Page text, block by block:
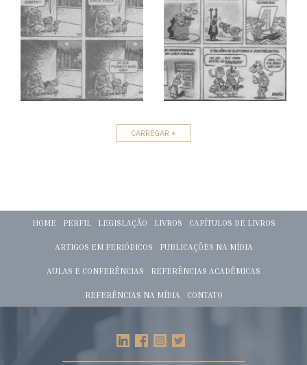
CARREGAR +
HOME PERFIL LEGISLAÇÃO LIVROS CAPÍTULOS DE LIVROS
ARTIGOS EM PERIÓDICOS PUBLICAÇÕES NA MÍDIA
AULAS E CONFERÊNCIAS REFERÊNCIAS ACADÊMICAS
REFERÊNCIAS NA MÍDIA CONTATO